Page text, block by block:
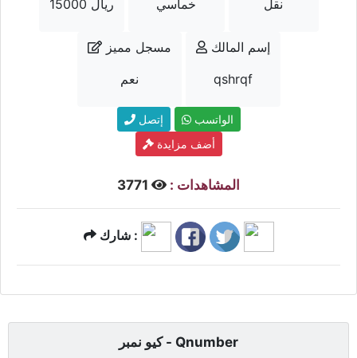
15000 ريال
خماسي
نقل
مسجل مميز
نعم
إسم المالك
qshrqf
إتصل
الواتسب
أضف مزايدة
المشاهدات :
شارك :
كيو نمبر - Qnumber